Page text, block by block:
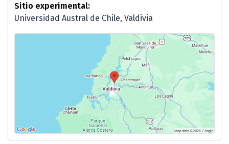
Sitio experimental:
Universidad Austral de Chile, Valdivia